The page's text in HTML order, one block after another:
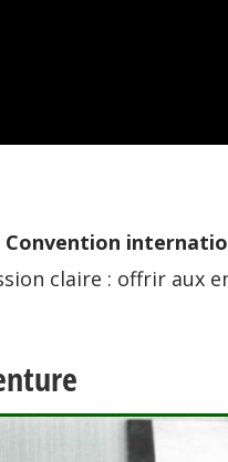
Convention
claire : offrir